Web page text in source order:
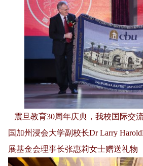
震旦教育30周年庆典，我校国际交
国加州浸会大学副校长Dr Larry
展基金会理事长张惠莉女士赠送礼物